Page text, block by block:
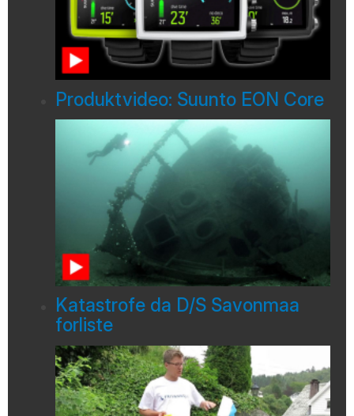
Produktvideo: Suunto EON Core
Katastrofe da D/S Savonmaa
forliste